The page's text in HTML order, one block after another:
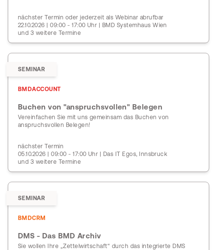
nächster Termin oder jederzeit als Webinar abrufbar
22.10.2026 | 09:00 - 17:00 Uhr | BMD Systemhaus Wien
und 3 weitere Termine
SEMINAR
BMDACCOUNT
Buchen von "anspruchsvollen" Belegen
Vereinfachen Sie mit uns gemeinsam das Buchen von
anspruchsvollen Belegen!
nächster Termin
05.10.2026 | 09:00 - 17:00 Uhr | Das IT Egos, Innsbruck
und 3 weitere Termine
SEMINAR
BMDCRM
DMS - Das BMD Archiv
Sie wollen Ihre „Zettelwirtschaft“ durch das integrierte DMS